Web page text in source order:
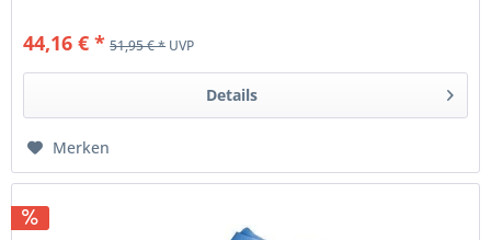
44,16 € * 51,95 € *UVP
Details
Merken